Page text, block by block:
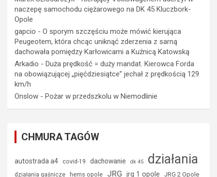
naczepę samochodu ciężarowego na DK 45 Kluczbork-
Opole
gapcio - O sporym szczęściu może mówić kierująca
Peugeotem, która chcąc uniknąć zderzenia z sarną
dachowała pomiędzy Karłowicami a Kuźnicą Katowską
Arkadio - Duża prędkość = duży mandat. Kierowca Forda
na obowiązującej „pięćdziesiątce” jechał z prędkością 129
km/h
Onslow - Pożar w przedszkolu w Niemodlinie
CHMURA TAGÓW
autostrada a4 covid-19 dachowanie dk 45 działania
działania gaśnicze hems opole JRG jrg 1 opole
JRG 2 Opole